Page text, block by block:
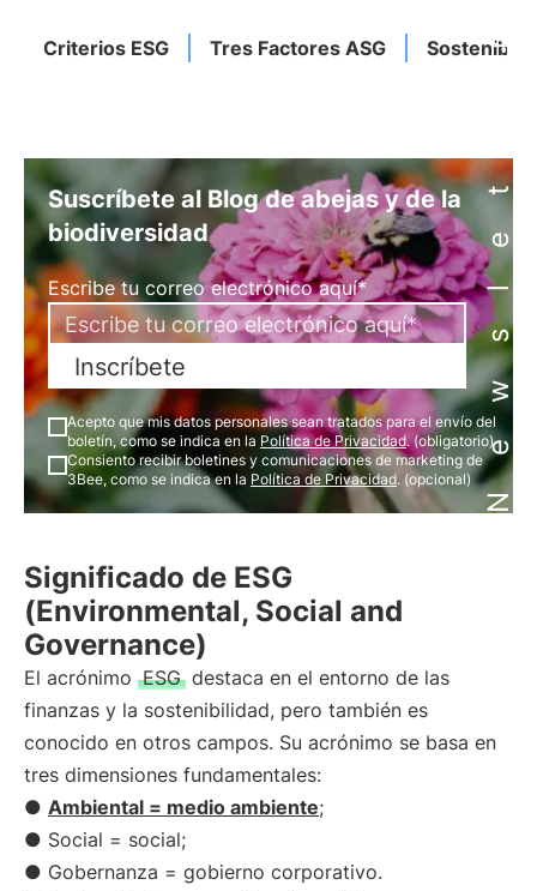
Criterios ESG Tres Factores ASG Newsletter
Suscríbete al Blog de abejas y de la
biodiversidad
Escribe tu correo electrónico aquí*
Inscríbete
Acepto que mis datos personales sean tratados para el envío del
boletín, como se indica en la Política de Privacidad. (obligatorio)
Consiento recibir boletines y comunicaciones de marketing de
3Bee, como se indica en la Política de Privacidad. (opcional)
Significado de ESG
(Environmental, Social and
Governance)
El acrónimo ESG destaca en el entorno de las
finanzas y la sostenibilidad, pero también es
conocido en otros campos. Su acrónimo se basa en
tres dimensiones fundamentales:
● Ambiental = medio ambiente;
● Social = social;
● Gobernanza = gobierno corporativo.